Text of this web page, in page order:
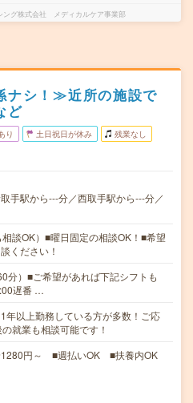
ング株式会社 メディカルケア事業部
ナシ！≫近所の施設で
ど
り 土日祝日が休み 残業なし
手駅から---分／西取手駅から---分／
談OK）■曜日固定の相談OK！■希望
ください！
分）■ご希望があれば下記シフトも
遅番 …
1年以上勤務している方が多数！ご応
就業も相談可能です！
1280円～ ■週払いOK ■扶養内OK